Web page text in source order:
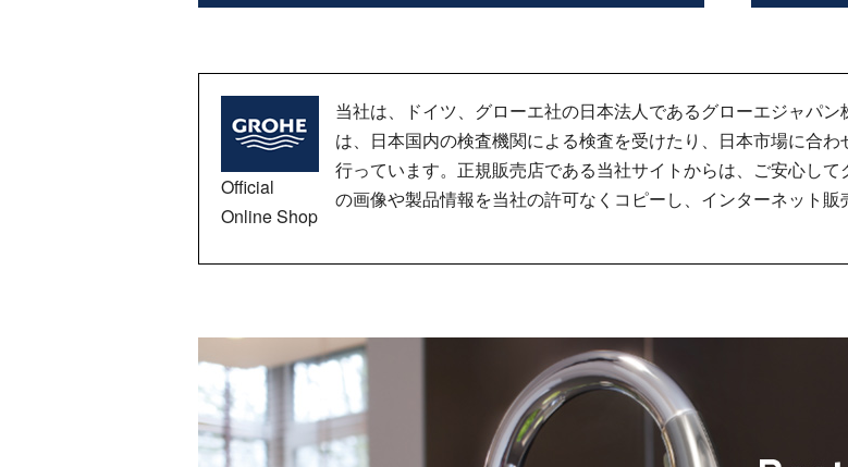
Official
Online Shop
当社は、ドイツ、グローエ社の日本法人であるグローエジャパ
は、日本国内の検査機関による検査を受けたり、日本市場に合
行っています。正規販売店である当社サイトからは、ご安心し
の画像や製品情報を当社の許可なくコピーし、インターネット販